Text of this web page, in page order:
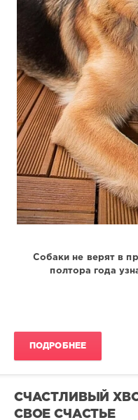
Собаки не верят в
полтора года
ПОДРОБНЕЕ
СЧАСТЛИВЫЙ
СВОЕ СЧАСТЬЕ